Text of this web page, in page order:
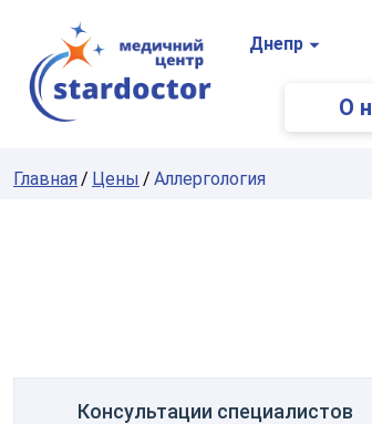
Главная
Днепр
О
Главная Цены Аллергология
Консультации специалистов